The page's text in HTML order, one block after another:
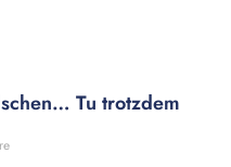
Tu trotzdem